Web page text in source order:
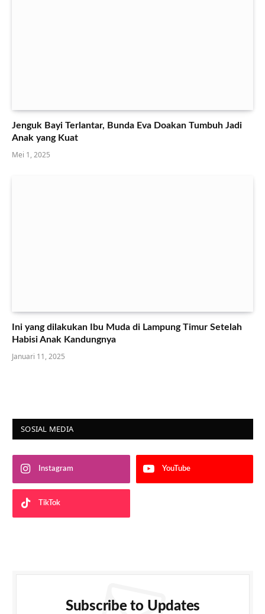
Jenguk Bayi Terlantar, Bunda Eva Doakan Tumbuh Jadi
Anak yang Kuat
Mei 1, 2025
Ini yang dilakukan Ibu Muda di Lampung Timur Setelah
Habisi Anak Kandungnya
Januari 11, 2025
SOSIAL MEDIA
Instagram YouTube
TikTok
Subscribe to Updates